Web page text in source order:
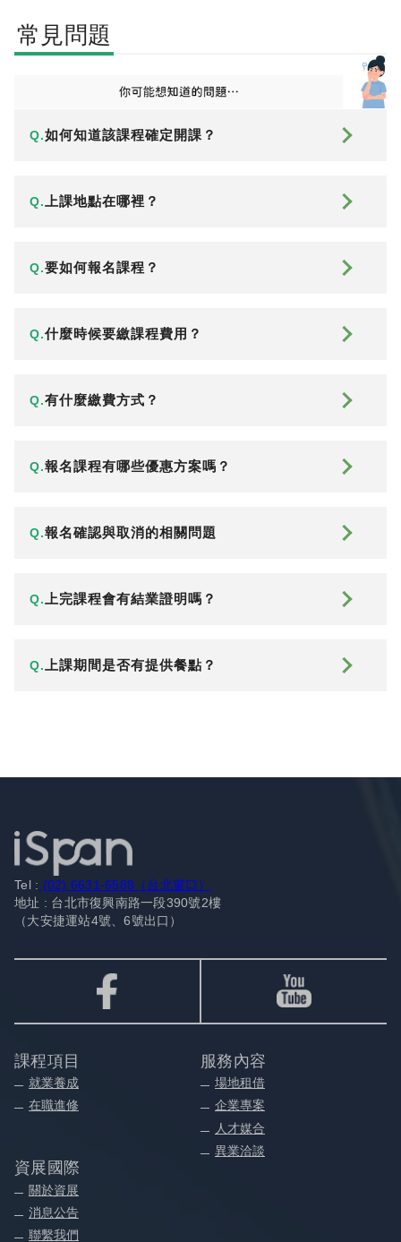
常見問題
Q.如何知道該課程確定開課？
Q. 上課地點在哪裡？
Q.要如何報名課程？
Q.什麼時候要繳課程費用？
Q.有什麼繳費方式？
Q.報名課程有哪些優惠方案嗎？
Q.報名確認與取消的相關問題
Q. 上完課程會有結業證明嗎？
Q. 上課期間是否有提供餐點？
Tel : (02) 6631-6588（台北窗口）
地址 : 台北市復興南路一段390號2樓
（大安捷運站4號、6號出口）
課程項目
就業養成
在職進修
服務內容
場地租借
企業專案
人才媒合
異業洽談
資展國際
關於資展
消息公告
聯繫我們